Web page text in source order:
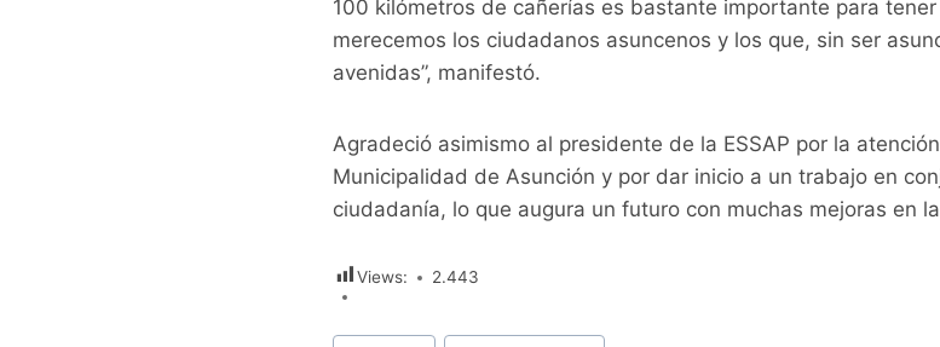
100 kilómetros de cañerías es bastante importante para
merecemos los ciudadanos asuncenos y los que, sin ser
avenidas”, manifestó.
Agradeció asimismo al presidente de la ESSAP por la
Municipalidad de Asunción y por dar inicio a un trabajo en
ciudadanía, lo que augura un futuro con muchas mejoras en
Views: 2.443
Etiquetas